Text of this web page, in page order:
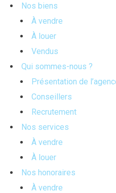
Nos biens
À vendre
À louer
Vendus
Qui sommes-nous ?
Présentation de
Conseillers
Recrutement
Nos services
À vendre
À louer
Nos honoraires
À vendre